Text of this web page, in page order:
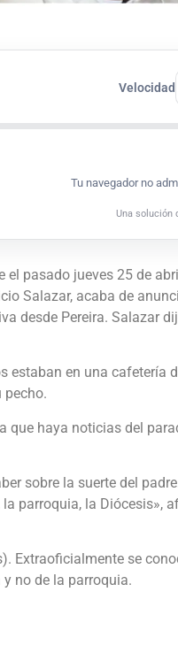
Velocidad
Tu navegador no
Una solución
pasado jueves 25 de
Salazar, acaba de
desde Pereira. Salazar
estaban en una cafetería
pecho.
que haya noticias del
sobre la suerte del
parroquia, la Diócesis»,
Extraoficialmente se
no de la parroquia.